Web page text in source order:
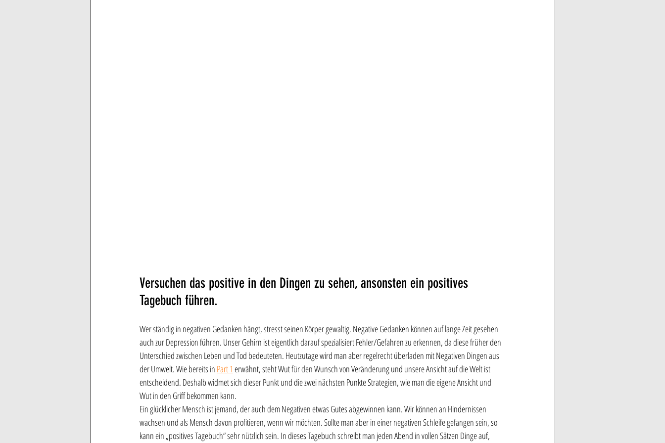
Versuchen das positive in den Dingen zu sehen, ansonsten ein positives
Tagebuch führen.
Wer ständig in negativen Gedanken hängt, stresst seinen Körper gewaltig. Negative Gedanken können auf lange Zeit gesehen
auch zur Depression führen. Unser Gehirn ist eigentlich darauf spezialisiert Fehler/Gefahren zu erkennen, da diese früher den
Unterschied zwischen Leben und Tod bedeuteten. Heutzutage wird man aber regelrecht überladen mit Negativen Dingen aus
der Umwelt. Wie bereits in Part 1 erwähnt, steht Wut für den Wunsch von Veränderung und unsere Ansicht auf die Welt ist
entscheidend. Deshalb widmet sich dieser Punkt und die zwei nächsten Punkte Strategien, wie man die eigene Ansicht und
Wut in den Griff bekommen kann.
Ein glücklicher Mensch ist jemand, der auch dem Negativen etwas Gutes abgewinnen kann. Wir können an Hindernissen
wachsen und als Mensch davon profitieren, wenn wir möchten. Sollte man aber in einer negativen Schleife gefangen sein, so
kann ein „positives Tagebuch“ sehr nützlich sein. In dieses Tagebuch schreibt man jeden Abend in vollen Sätzen Dinge auf,